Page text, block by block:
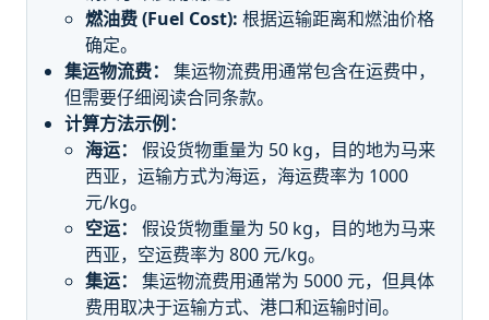
燃油费 (Fuel Cost): 根据运输距离和燃油价格
确定。
集运物流费：
集运物流费用通常包含在运费中，
但需要仔细阅读合同条款。
计算方法示例：
海运：
假设货物重量为 50 kg，目的地为马来
西亚，运输方式为海运，海运费率为 1000
元/kg。
空运：
假设货物重量为 50 kg，目的地为马来
西亚，空运费率为 800 元/kg。
集运：
集运物流费用通常为 5000 元，但具体
费用取决于运输方式、港口和运输时间。